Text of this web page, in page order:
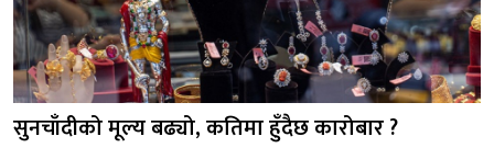
सुनचाँदीको मूल्य बढ्यो, कतिमा हुँदैछ कारोबार ?